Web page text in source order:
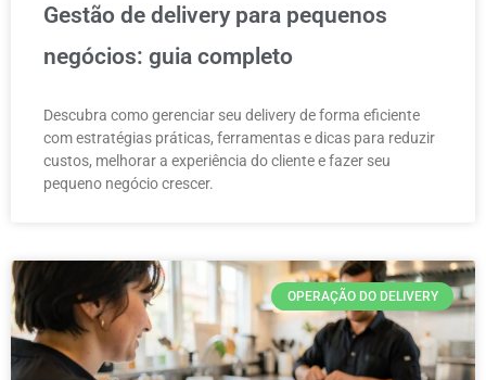
Gestão de delivery para pequenos
negócios: guia completo
Descubra como gerenciar seu delivery de forma eficiente
com estratégias práticas, ferramentas e dicas para reduzir
custos, melhorar a experiência do cliente e fazer seu
pequeno negócio crescer.
OPERAÇÃO DO DELIVERY